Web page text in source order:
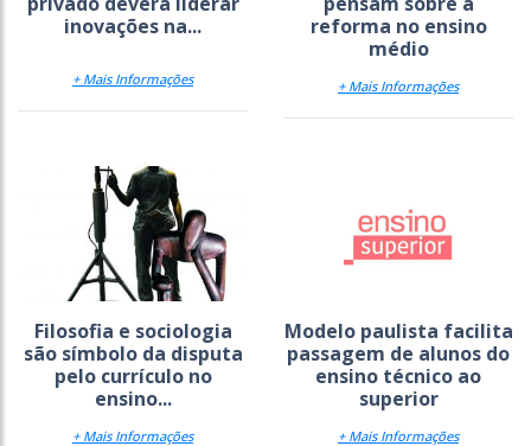
inovações na...
+ Mais Informações
reforma no ensino
médio
+ Mais Informações
Filosofia e sociologia
são símbolo da disputa
pelo currículo no
ensino...
+ Mais Informações
Modelo paulista facilita
passagem de alunos do
ensino técnico ao
superior
+ Mais Informações